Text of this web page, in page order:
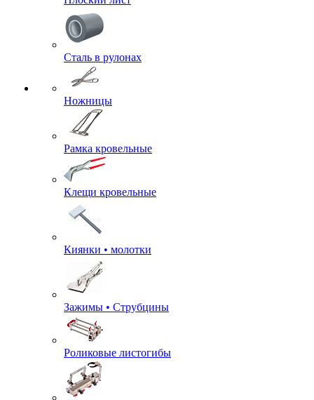
Сталь в рулонах
Ножницы
Рамка кровельные
Клещи кровельные
Киянки • молотки
Зажимы • Струбцины
Роликовые листогибы